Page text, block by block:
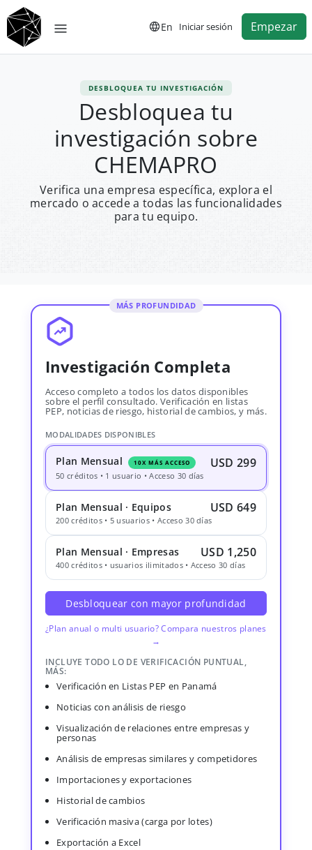
En Iniciar sesión Empezar
DESBLOQUEA TU INVESTIGACIÓN
Desbloquea tu
investigación sobre
CHEMAPRO
Verifica una empresa específica, explora el
mercado o accede a todas las funcionalidades
para tu equipo.
MÁS PROFUNDIDAD
Investigación Completa
Acceso completo a todos los datos disponibles
sobre el perfil consultado. Verificación en listas
PEP, noticias de riesgo, historial de cambios, y más.
MODALIDADES DISPONIBLES
Plan Mensual 10X MÁS ACCESO USD 299
50 créditos • 1 usuario • Acceso 30 días
Plan Mensual · Equipos USD 649
200 créditos • 5 usuarios • Acceso 30 días
Plan Mensual · Empresas USD 1,250
400 créditos • usuarios ilimitados • Acceso 30 días
Desbloquear con mayor profundidad
¿Plan anual o multi usuario? Compara nuestros planes
→
INCLUYE TODO LO DE VERIFICACIÓN PUNTUAL,
MÁS:
Verificación en Listas PEP en Panamá
Noticias con análisis de riesgo
Visualización de relaciones entre empresas y
personas
Análisis de empresas similares y competidores
Importaciones y exportaciones
Historial de cambios
Verificación masiva (carga por lotes)
Exportación a Excel